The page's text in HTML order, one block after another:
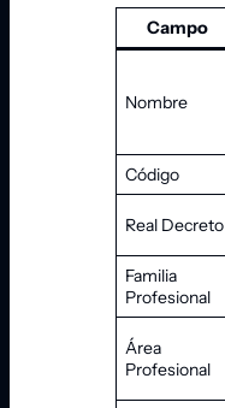
Campo
Nombre
Código
Real Decreto
Familia
Profesional
Área
Profesional